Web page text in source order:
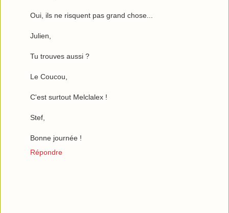
Oui, ils ne risquent pas grand chose...
Julien,
Tu trouves aussi ?
Le Coucou,
C'est surtout Melclalex !
Stef,
Bonne journée !
Répondre